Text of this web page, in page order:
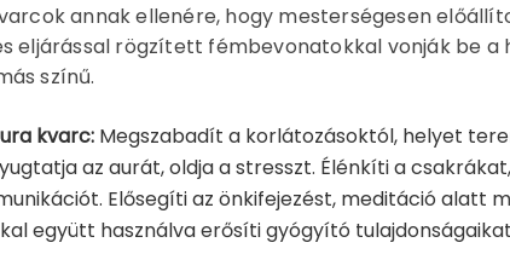
annak ellenére, hogy mesterségesen
eljárással rögzített fémbevonatokkal vonják be
színű.
kvarc: Megszabadít a korlátozásoktól, helyet
az aurát, oldja a stresszt. Élénkíti a
Elősegíti az önkifejezést, meditáció alatt
együtt használva erősíti gyógyító